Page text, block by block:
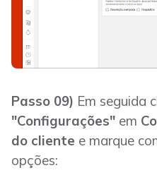
Passo 09) Em seguida
"Configurações" em
do cliente e marque
opções: